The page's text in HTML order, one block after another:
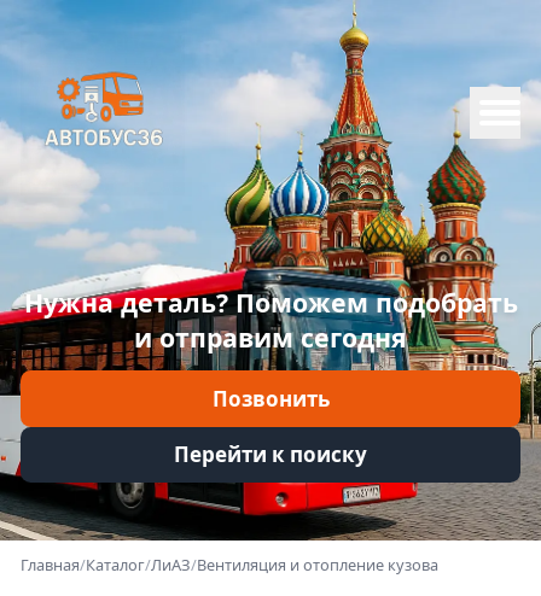
Нужна деталь? Поможем подобрать
и отправим сегодня
Позвонить
Перейти к поиску
Меню
Главная
Каталог
Марки
Информация
Главная/Каталог/ЛиАЗ/Вентиляция и отопление кузова